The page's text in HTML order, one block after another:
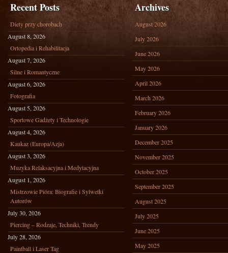
Recent Posts
Diety przy chorobach
August 8, 2026
Ortopedia i Rehabilitacja
August 7, 2026
Silne i Romantyczne
August 6, 2026
Fotografia
August 5, 2026
Sportowe Gadżety i Technologie
August 4, 2026
Kaukaz (Europa/Azja)
August 3, 2026
Muzyka Relaksacyjna i Medytacyjna
August 1, 2026
Mistrzowie Pióra: Biografie i Sylwetki
Autorów
July 30, 2026
Piercing – Rodzaje, Techniki, Trendy
July 28, 2026
Paintball i Laser Tag
Archives
August 2026
July 2026
June 2026
May 2026
April 2026
March 2026
February 2026
January 2026
December 2025
November 2025
October 2025
September 2025
August 2025
July 2025
June 2025
May 2025